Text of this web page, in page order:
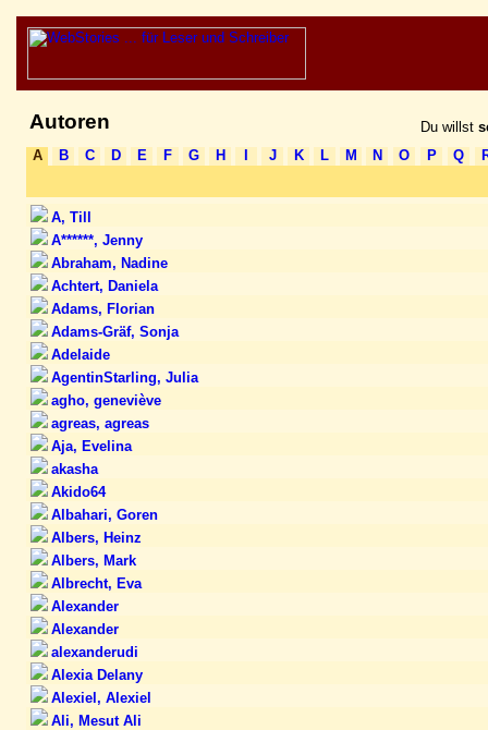
Autoren Du willst
A
B C D E F G H J K L M N O P Q
A, Till
A******, Jenny
Abraham, Nadine
Achtert, Daniela
Adams, Florian
Adams-Gräf, Sonja
Adelaide
AgentinStarling, Julia
agho, geneviève
agreas, agreas
Aja, Evelina
akasha
Akido64
Albahari, Goren
Albers, Heinz
Albers, Mark
Albrecht, Eva
Alexander
Alexander
alexanderudi
Alexia Delany
Alexiel, Alexiel
Ali, Mesut Ali